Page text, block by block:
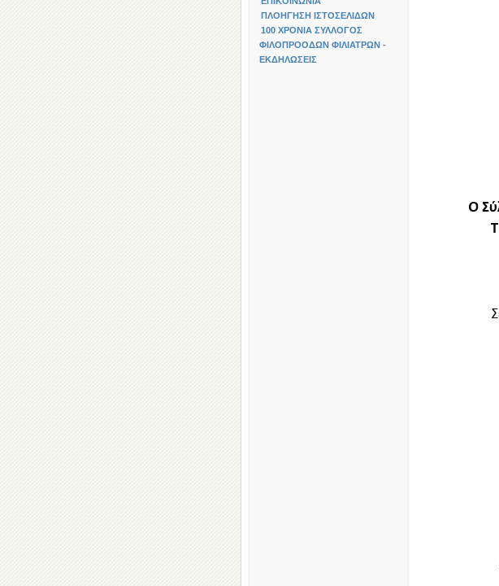
ΠΛΟΗΓΗΣΗ ΙΣΤΟΣΕΛΙΔΩΝ
100 ΧΡΟΝΙΑ ΣΥΛΛΟΓΟΣ
ΦΙΛΟΠΡΟΟΔΩΝ ΦΙΛΙΑΤΡΩΝ -
ΕΚΔΗΛΩΣΕΙΣ